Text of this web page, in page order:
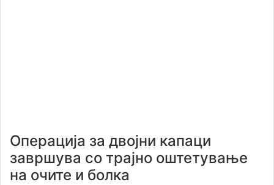
Операција за двојни капаци
завршува со трајно оштетување
на очите и болка